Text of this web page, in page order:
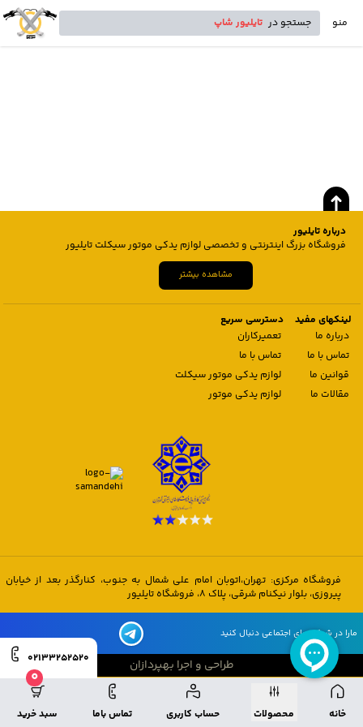
منو جستجو در تایلیور شاپ
خانه محصولات حساب کاربری تماس باما
0
سبد خرید
02133252520
درباره تایلیور
فروشگاه بزرگ اینترنتی و تخصصی لوازم یدکی موتور سیکلت تایلیور
مشاهده بیشتر
لینکهای مفید
درباره ما
تماس با ما
قوانین ما
مقالات ما
دسترسی سریع
تعمیرکاران
تماس با ما
لوازم یدکی موتور سیکلت
لوازم یدکی موتور
فروشگاه مرکزی: تهران،اتوبان امام علی شمال به جنوب، کنارگذر بعد از خیابان
پیروزی، بلوار نیکنام شرقی، پلاک 8، فروشگاه تایلیور
مارا در شبکه های اجتماعی دنبال کنید
طراحی و اجرا بهپردازان
طراحی و اجرا بهپردازان